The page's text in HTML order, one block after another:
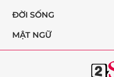
ĐỜI SỐNG
MẬT NGỮ